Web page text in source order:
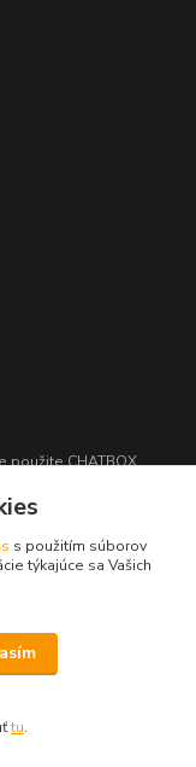
použite CHATBOX
s použitím súborov
týkajúce sa Vašich
tu.